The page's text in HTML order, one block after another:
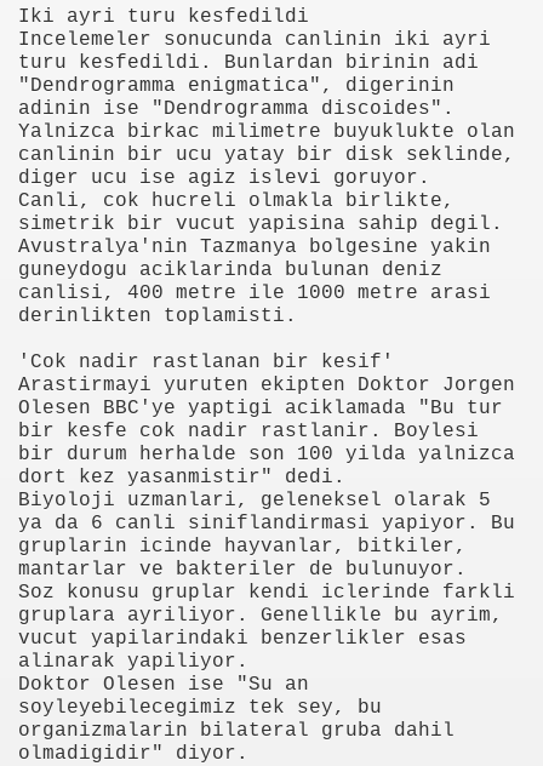
Iki ayri turu kesfedildi
Incelemeler sonucunda canlinin iki ayri
turu kesfedildi. Bunlardan birinin adi
"Dendrogramma enigmatica", digerinin
adinin ise "Dendrogramma discoides".
Yalnizca birkac milimetre buyuklukte olan
canlinin bir ucu yatay bir disk seklinde,
diger ucu ise agiz islevi goruyor.
Canli, cok hucreli olmakla birlikte,
simetrik bir vucut yapisina sahip degil.
Avustralya'nin Tazmanya bolgesine yakin
guneydogu aciklarinda bulunan deniz
canlisi, 400 metre ile 1000 metre arasi
derinlikten toplamisti.
'Cok nadir rastlanan bir kesif'
Arastirmayi yuruten ekipten Doktor Jorgen
Olesen BBC'ye yaptigi aciklamada "Bu tur
bir kesfe cok nadir rastlanir. Boylesi
bir durum herhalde son 100 yilda yalnizca
dort kez yasanmistir" dedi.
Biyoloji uzmanlari, geleneksel olarak 5
ya da 6 canli siniflandirmasi yapiyor. Bu
gruplarin icinde hayvanlar, bitkiler,
mantarlar ve bakteriler de bulunuyor.
Soz konusu gruplar kendi iclerinde farkli
gruplara ayriliyor. Genellikle bu ayrim,
vucut yapilarindaki benzerlikler esas
alinarak yapiliyor.
Doktor Olesen ise "Su an
soyleyebilecegimiz tek sey, bu
organizmalarin bilateral gruba dahil
olmadigidir" diyor.
77-73 Yenildi
açmak için 80 milyon dolar yatırdı
esnek piller geliştirildi
Eric Gerets, beyin kanaması geçirdiğini açıkladı.
Avrupa'nın Dilinde
Öztürk Yakaladı